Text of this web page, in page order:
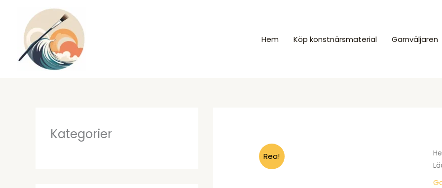
innehåll
Hem Köp konstnärsmaterial Garnväljaren
Kategorier
Rea!